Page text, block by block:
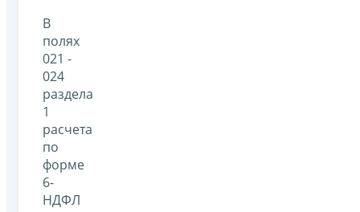
В
полях
021 -
024
раздела
1
расчета
по
форме
6-
НДФЛ